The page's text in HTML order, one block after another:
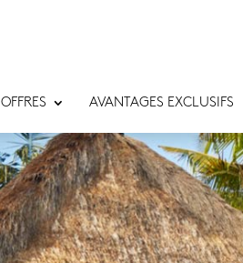
OFFRES AVANTAGES EXCLUSIFS